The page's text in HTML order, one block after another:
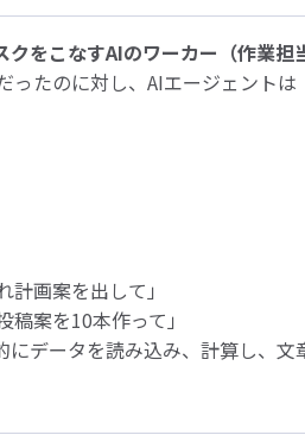
クをこなすAIのワーカー（作業担
ったのに対し、AIエージェントは
計画案を出して」
稿案を10本作って」
データを読み込み、計算し、文